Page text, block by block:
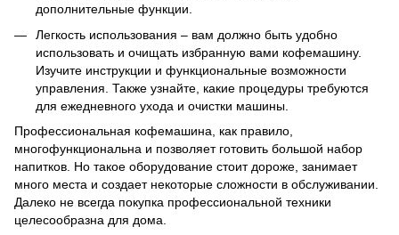
дополнительные функции.
Легкость использования – вам должно быть удобно
использовать и очищать избранную вами кофемашину.
Изучите инструкции и функциональные возможности
управления. Также узнайте, какие процедуры требуются
для ежедневного ухода и очистки машины.
Профессиональная кофемашина, как правило,
многофункциональна и позволяет готовить большой набор
напитков. Но такое оборудование стоит дороже, занимает
много места и создает некоторые сложности в обслуживании.
Далеко не всегда покупка профессиональной техники
целесообразна для дома.